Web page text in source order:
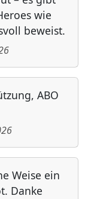
wie
beweist.
ABO
Weise ein
Danke